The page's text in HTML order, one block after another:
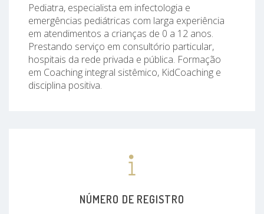
Pediatra, especialista em infectologia e
emergências pediátricas com larga experiência
em atendimentos a crianças de 0 a 12 anos.
Prestando serviço em consultório particular,
hospitais da rede privada e pública. Formação
em Coaching integral sistêmico, KidCoaching e
disciplina positiva.
NÚMERO DE REGISTRO